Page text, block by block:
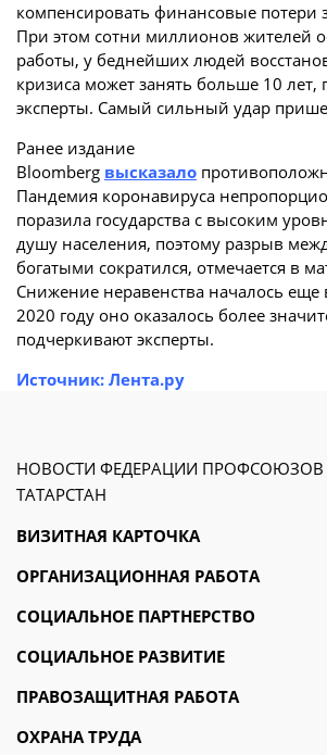
компенсировать финансовые потери
При этом сотни миллионов жителей
работы, у беднейших людей
кризиса может занять больше 10 лет,
эксперты. Самый сильный удар
Ранее издание
Bloomberg высказало
Пандемия коронавируса
поразила государства с высоким
душу населения, поэтому разрыв
богатыми сократился, отмечается в
Снижение неравенства началось еще
2020 году оно оказалось более
подчеркивают эксперты.
Источник: Лента.ру
НОВОСТИ ФЕДЕРАЦИИ ПРОФСОЮЗОВ
ТАТАРСТАН
ВИЗИТНАЯ КАРТОЧКА
ОРГАНИЗАЦИОННАЯ РАБОТА
СОЦИАЛЬНОЕ ПАРТНЕРСТВО
СОЦИАЛЬНОЕ РАЗВИТИЕ
ПРАВОЗАЩИТНАЯ РАБОТА
ОХРАНА ТРУДА